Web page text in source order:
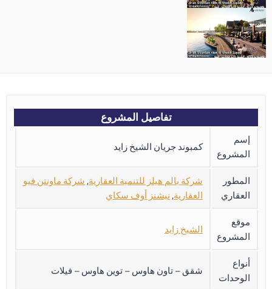
تفاصيل المشروع
إسم
المشروع
كمبوند جريان الشيخ زايد
المطور
العقاري
شركة بالم هيلز للتنمية العقارية,شركة ماونتن فيو
العقارية,نيشنز أوف سكاي
موقع
المشروع
الشيخ زايد
أنواع
الوحدات
شقق – تاون هاوس – توين هاوس – فيلات